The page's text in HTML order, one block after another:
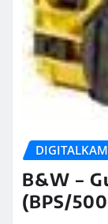
B&W –
(BPS/